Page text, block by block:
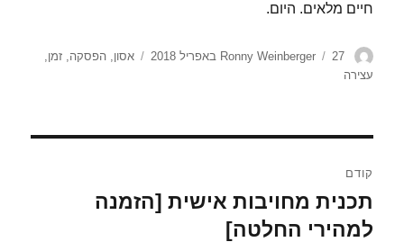
חיים מלאים. היום.
מחבר Ronny Weinberger
פורסם 27 באפריל 2018 תגיות
אסון,הפסקה,זמן,
עצירה
קודם
הפוסט
הקודם:
תכנית מחויבות אישית [הזמנה
למהירי החלטה]